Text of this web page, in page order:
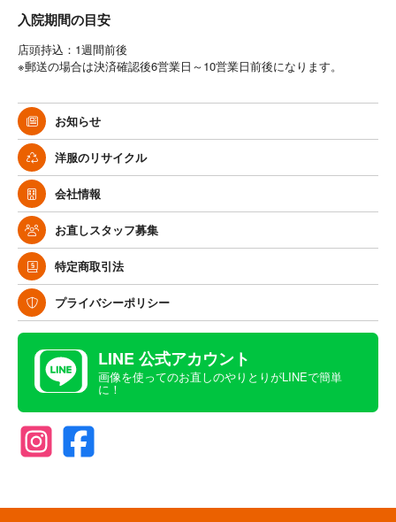
入院期間の目安
店頭持込：1週間前後
※郵送の場合は決済確認後6営業日～10営業日前後になります。
お知らせ
洋服のリサイクル
会社情報
お直しスタッフ募集
特定商取引法
プライバシーポリシー
LINE 公式アカウント
画像を使ってのお直しのやりとりがLINEで簡単
に！